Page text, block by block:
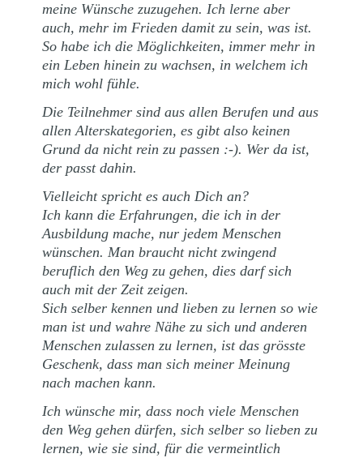
meine Wünsche zuzugehen. Ich lerne aber
auch, mehr im Frieden damit zu sein, was ist.
So habe ich die Möglichkeiten, immer mehr in
ein Leben hinein zu wachsen, in welchem ich
mich wohl fühle.
Die Teilnehmer sind aus allen Berufen und aus
allen Alterskategorien, es gibt also keinen
Grund da nicht rein zu passen :-). Wer da ist,
der passt dahin.
Vielleicht spricht es auch Dich an?
Ich kann die Erfahrungen, die ich in der
Ausbildung mache, nur jedem Menschen
wünschen. Man braucht nicht zwingend
beruflich den Weg zu gehen, dies darf sich
auch mit der Zeit zeigen.
Sich selber kennen und lieben zu lernen so wie
man ist und wahre Nähe zu sich und anderen
Menschen zulassen zu lernen, ist das grösste
Geschenk, dass man sich meiner Meinung
nach machen kann.
Ich wünsche mir, dass noch viele Menschen
den Weg gehen dürfen, sich selber so lieben zu
lernen, wie sie sind, für die vermeintlich